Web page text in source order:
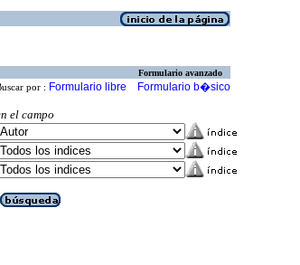
Formulario avanzado
por : Formulario libre Formulario b�sico
el campo